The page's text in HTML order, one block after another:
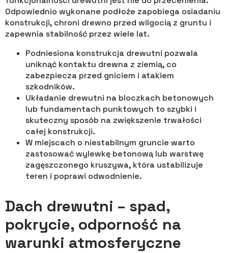
Odpowiednio wykonane podłoże zapobiega osiadaniu
konstrukcji, chroni drewno przed wilgocią z gruntu i
zapewnia stabilność przez wiele lat.
Podniesiona konstrukcja drewutni pozwala
uniknąć kontaktu drewna z ziemią, co
zabezpiecza przed gniciem i atakiem
szkodników.
Układanie drewutni na bloczkach betonowych
lub fundamentach punktowych to szybki i
skuteczny sposób na zwiększenie trwałości
całej konstrukcji.
W miejscach o niestabilnym gruncie warto
zastosować wylewkę betonową lub warstwę
zagęszczonego kruszywa, która ustabilizuje
teren i poprawi odwodnienie.
Dach drewutni – spad,
pokrycie, odporność na
warunki atmosferyczne